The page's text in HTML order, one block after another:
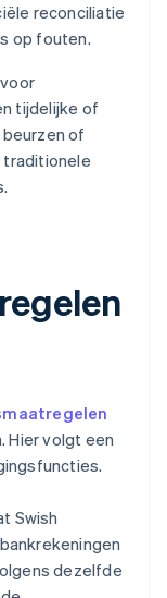
reconciliatie
op fouten.
tijdelijke of
of
traditionele
Hier volgt een
Swish
dezelfde